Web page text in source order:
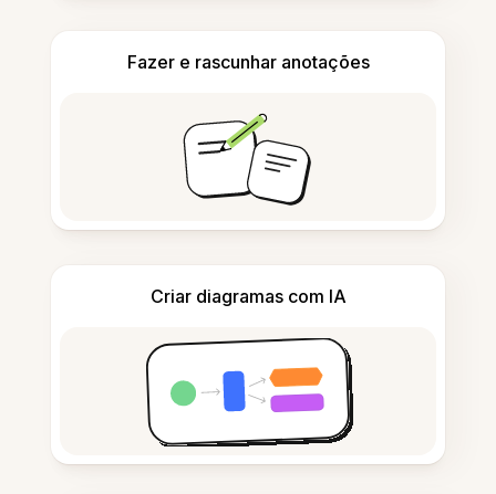
Fazer e rascunhar anotações
Criar diagramas com IA